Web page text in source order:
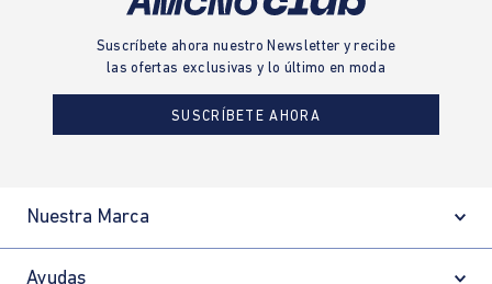
Suscríbete ahora nuestro Newsletter y recibe
las ofertas exclusivas y lo último en moda
SUSCRÍBETE AHORA
Nuestra Marca
Ayudas